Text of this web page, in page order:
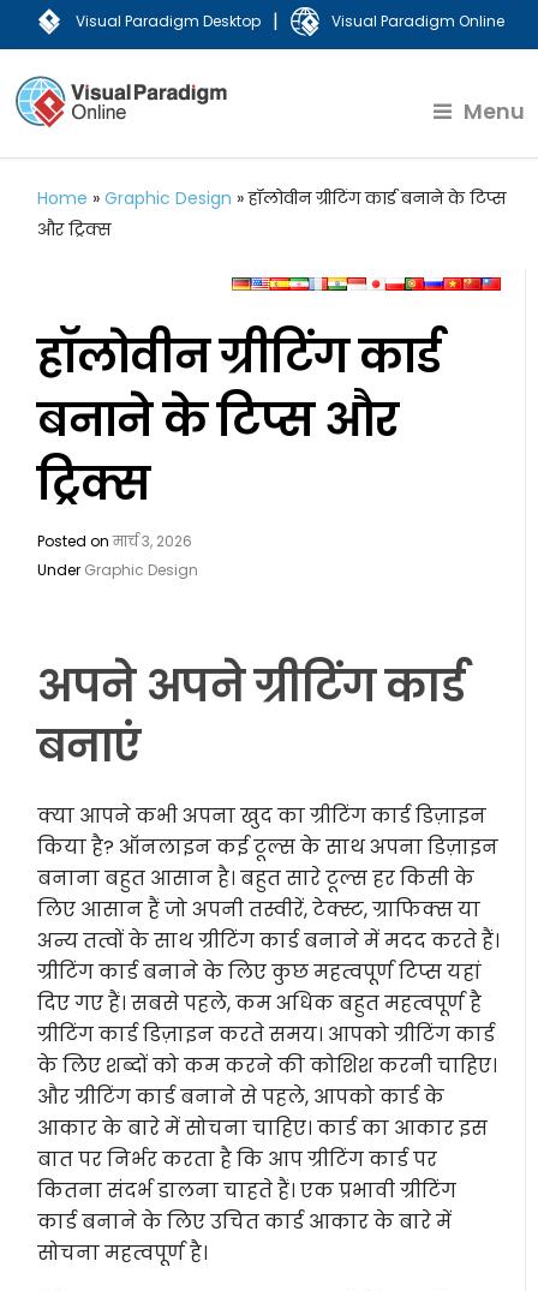
Visual Paradigm Desktop | Visual Paradigm Online
Menu
Home »Graphic Design »हॉलोवीन ग्रीटिंग कार्ड बनाने के टिप्स
और ट्रिक्स
हॉलोवीन ग्रीटिंग कार्ड
बनाने के टिप्स और
ट्रिक्स
Posted onमार्च 3, 2026
Under Graphic Design
अपने अपने ग्रीटिंग कार्ड
बनाएं
क्या आपने कभी अपना खुद का ग्रीटिंग कार्ड डिज़ाइन
किया है? ऑनलाइन कई टूल्स के साथ अपना डिज़ाइन
बनाना बहुत आसान है। बहुत सारे टूल्स हर किसी के
लिए आसान हैं जो अपनी तस्वीरें, टेक्स्ट, ग्राफिक्स या
अन्य तत्वों के साथ ग्रीटिंग कार्ड बनाने में मदद करते हैं।
ग्रीटिंग कार्ड बनाने के लिए कुछ महत्वपूर्ण टिप्स यहां
दिए गए हैं। सबसे पहले, कम अधिक बहुत महत्वपूर्ण है
ग्रीटिंग कार्ड डिज़ाइन करते समय। आपको ग्रीटिंग कार्ड
के लिए शब्दों को कम करने की कोशिश करनी चाहिए।
और ग्रीटिंग कार्ड बनाने से पहले, आपको कार्ड के
आकार के बारे में सोचना चाहिए। कार्ड का आकार इस
बात पर निर्भर करता है कि आप ग्रीटिंग कार्ड पर
कितना संदर्भ डालना चाहते हैं। एक प्रभावी ग्रीटिंग
कार्ड बनाने के लिए उचित कार्ड आकार के बारे में
सोचना महत्वपूर्ण है।